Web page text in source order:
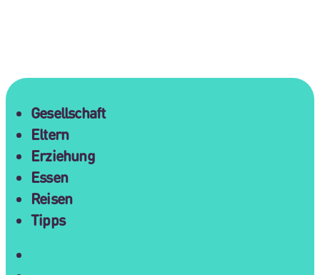
Gesellschaft
Eltern
Erziehung
Essen
Reisen
Tipps